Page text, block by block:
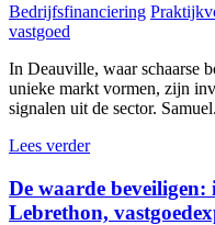
Bedrijfsfinanciering
vastgoed
In Deauville, waar schaarse
unieke markt vormen, zijn
signalen uit de sector.
Lees verder
De waarde
Lebrethon,